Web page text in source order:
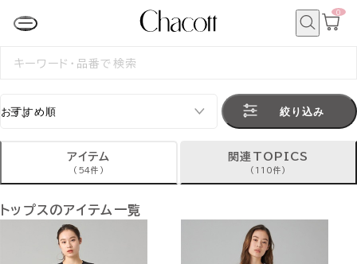
カ
0
検
絞り込み
アイテム
(54件)
関連TOPICS
(110件)
トップスのアイテム一覧